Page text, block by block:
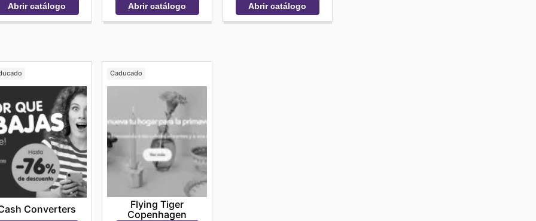
Abrir catálogo Abrir catálogo Abrir catálogo
Converters
Caducado
Flying Tiger
Copenhagen